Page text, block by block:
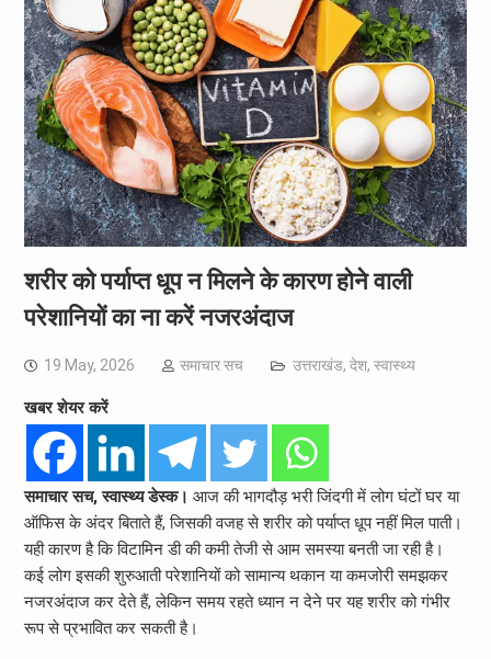
शरीर को पर्याप्त धूप न मिलने के कारण होने वाली
परेशानियों का ना करें नजरअंदाज
19 May, 2026 समाचार सच उत्तराखंड, देश, स्वास्थ्य
खबर शेयर करें
समाचार सच, स्वास्थ्य डेस्क। आज की भागदौड़ भरी जिंदगी में लोग घंटों घर या
ऑफिस के अंदर बिताते हैं, जिसकी वजह से शरीर को पर्याप्त धूप नहीं मिल पाती।
यही कारण है कि विटामिन डी की कमी तेजी से आम समस्या बनती जा रही है।
कई लोग इसकी शुरुआती परेशानियों को सामान्य थकान या कमजोरी समझकर
नजरअंदाज कर देते हैं, लेकिन समय रहते ध्यान न देने पर यह शरीर को गंभीर
रूप से प्रभावित कर सकती है।